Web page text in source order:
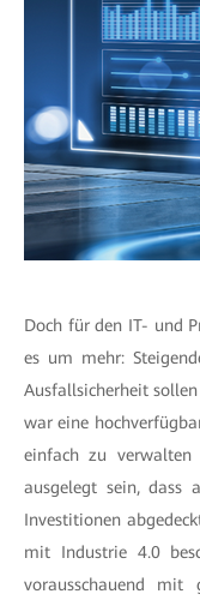
Doch für den IT- und
es um mehr:
Ausfallsicherheit
war eine
einfach zu verwalten
ausgelegt sein, dass
Investitionen
mit Industrie 4.0
vorausschauend mit